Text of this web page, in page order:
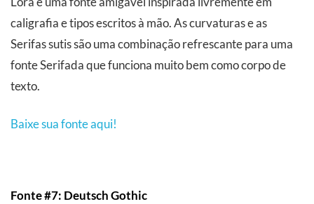
caligrafia e tipos escritos à mão. As curvaturas e as
Serifas sutis são uma combinação refrescante para uma
fonte Serifada que funciona muito bem como corpo de
texto.
Baixe sua fonte aqui!
Fonte #7: Deutsch Gothic